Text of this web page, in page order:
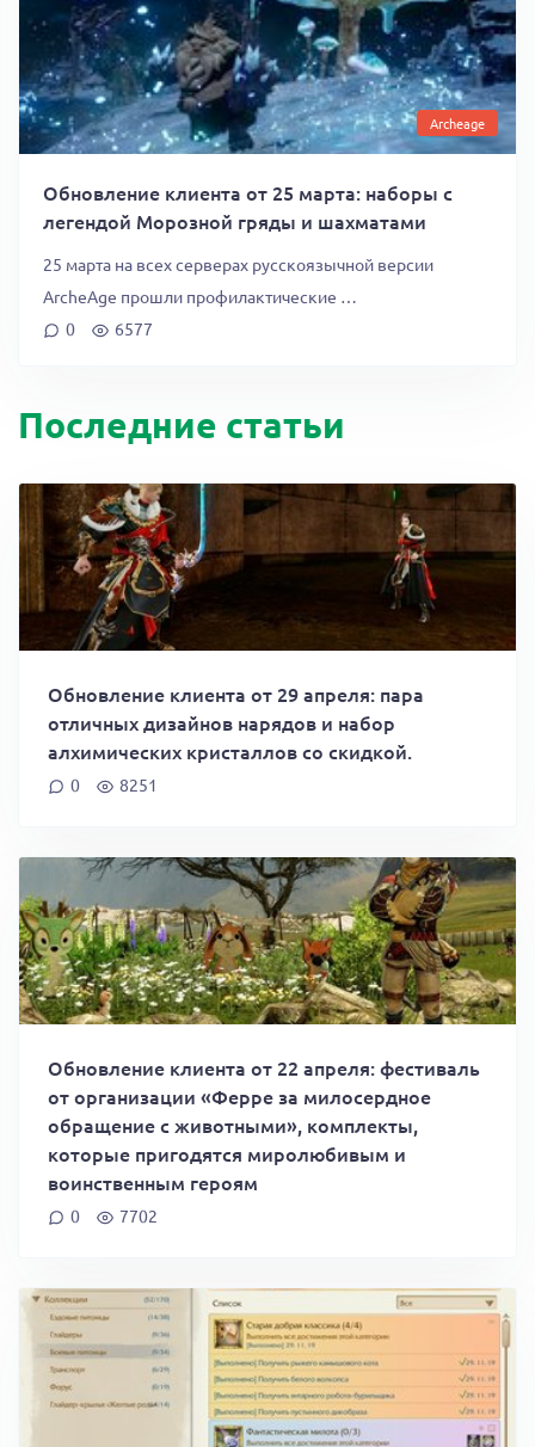
Archeage
Обновление клиента от 25 марта: наборы с
легендой Морозной гряды и шахматами
25 марта на всех серверах русскоязычной версии
ArcheAge прошли профилактические …
0
6577
Последние статьи
Обновление клиента от 29 апреля: пара
отличных дизайнов нарядов и набор
алхимических кристаллов со скидкой.
0 8251
Обновление клиента от 22 апреля: фестиваль
от организации «Ферре за милосердное
обращение с животными», комплекты,
которые пригодятся миролюбивым и
воинственным героям
0 7702